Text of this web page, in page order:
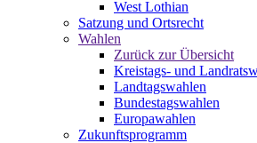
West Lothian
Satzung und Ortsrecht
Wahlen
Zurück zur Übersicht
Kreistags- und
Landtagswahlen
Bundestagswahlen
Europawahlen
Zukunftsprogramm